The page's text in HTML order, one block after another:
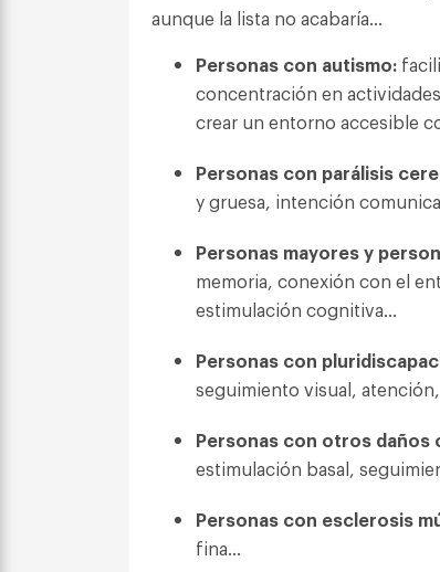
aunque la lista no acabaría…
Personas con autismo:
concentración en
crear un entorno accesible
Personas con parálisis
y gruesa, intención
Personas mayores y
memoria, conexión con el
estimulación cognitiva…
Personas con
seguimiento visual,
Personas con otros daños
estimulación basal,
Personas con esclerosis
fina…